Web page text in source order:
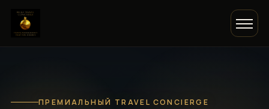
ПРЕМИАЛЬНЫЙ TRAVEL CONCIERGE